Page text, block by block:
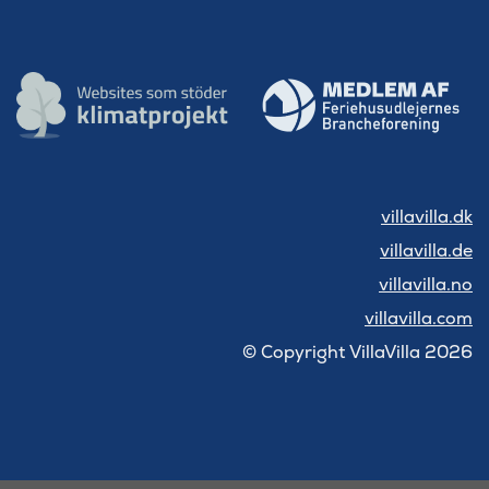
villavilla.dk
villavilla.de
villavilla.no
villavilla.com
© Copyright VillaVilla 2026